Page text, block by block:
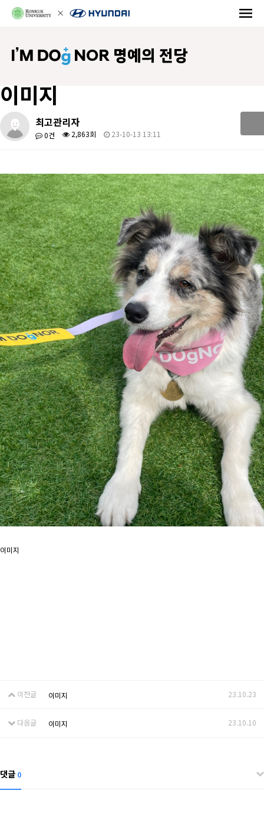
NOR 명예의 전당
이미지
최고관리자
0건 2,863회 23-10-13 13:11
이미지
이전글 이미지 23.10.23
다음글 이미지 23.10.10
댓글 0